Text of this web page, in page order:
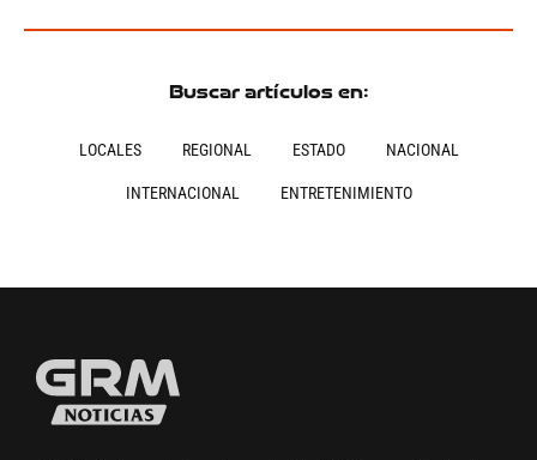
Buscar artículos en:
LOCALES REGIONAL ESTADO NACIONAL
INTERNACIONAL ENTRETENIMIENTO